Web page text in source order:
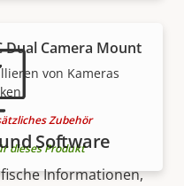
Dual Camera Mount
von Kameras
Zubehör
dieses Produkt
Software
Informationen,